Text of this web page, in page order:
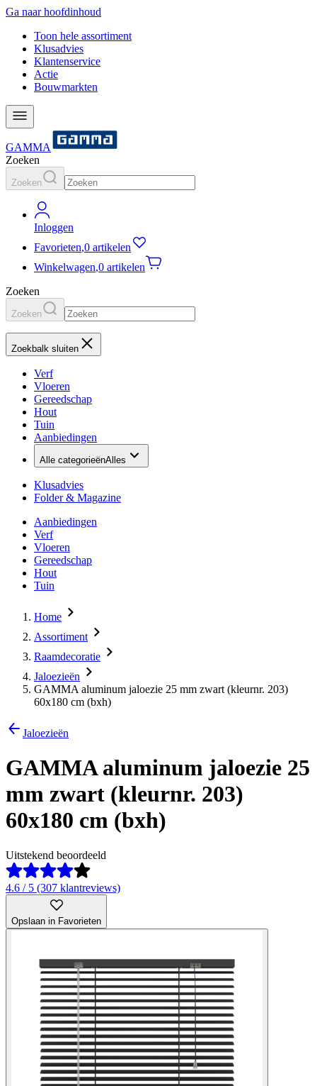
Ga naar hoofdinhoud
Toon hele assortiment
Klusadvies
Klantenservice
Actie
Bouwmarkten
GAMMA
Zoeken
Zoeken
Inloggen
Favorieten,0 artikelen
Winkelwagen,0 artikelen
Zoeken
Zoeken
Zoekbalk sluiten
Verf
Vloeren
Gereedschap
Hout
Tuin
Aanbiedingen
Alle categorieënAlles
Klusadvies
Folder & Magazine
Aanbiedingen
Verf
Vloeren
Gereedschap
Hout
Tuin
Home
Assortiment
Raamdecoratie
Jaloezieën
GAMMA aluminum jaloezie 25 mm zwart (kleurnr. 203)
60x180 cm (bxh)
Jaloezieën
GAMMA aluminum jaloezie 25
mm zwart (kleurnr. 203)
60x180 cm (bxh)
Uitstekend beoordeeld
4.6 / 5 (307 klantreviews)
Opslaan in Favorieten